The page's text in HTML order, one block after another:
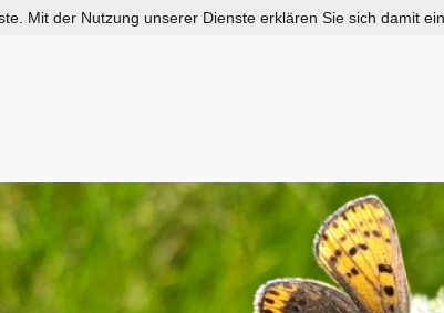
Mit der Nutzung unserer Dienste erklären Sie sich damit